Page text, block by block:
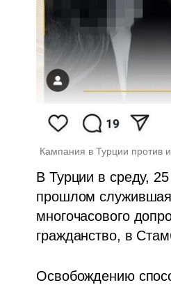
Кампания в Турции против
В Турции в среду,
прошлом
многочасового
гражданство, в
Освобождению